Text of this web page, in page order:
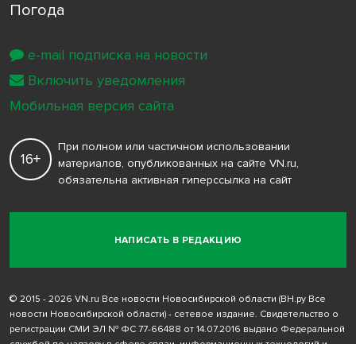
Погода
НАПИСАТЬ В РЕДАКЦИЮ
16+
При полном или частичном использовании
материалов, опубликованных на сайте VN.ru,
обязательна активная гиперссылка на сайт
© 2015 - 2026 VN.ru Все новости Новосибирской области (ВН.ру Все
новости Новосибирской области) - сетевое издание. Свидетельство о
регистрации СМИ ЭЛ № ФС 77-66488 от 14.07.2016 выдано Федеральной
e-mail подписка на новости
Включить уведомления
Мобильная версия сайта